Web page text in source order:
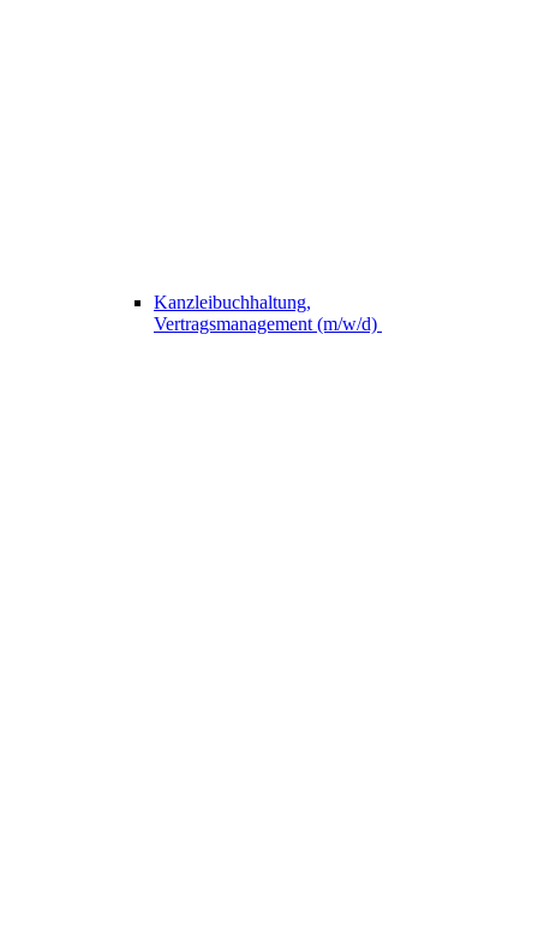
Kanzleibuchhaltung,
Vertragsmanagement (m/w/d)